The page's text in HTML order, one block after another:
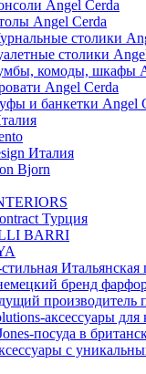
Angel Cerda
Angel Cerda
столики
столики
комоды, шкафы
Angel Cerda
и банкетки Angel
Италия
Bjorn
Турция
BARRI
Итальянская
бренд
производитель
аксессуары для
посуда в
с